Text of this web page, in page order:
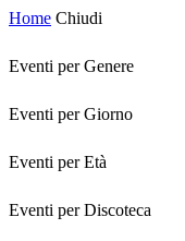
Home Chiudi
Eventi per Genere
Eventi per Giorno
Eventi per Età
Eventi per Discoteca